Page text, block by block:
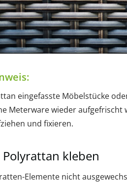
eingefasste Möbelstücke
Meterware wieder
und fixieren.
kleben
Elemente nicht